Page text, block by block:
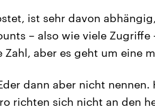
ist sehr davon
– also wie viele
Zahl, aber es geht um eine
dann aber nicht
richten sich nicht an den